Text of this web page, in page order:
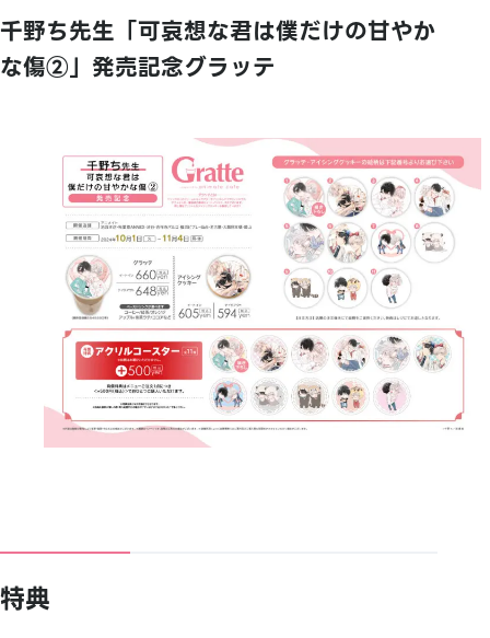
千野ち先生「可哀想な君は僕だけの甘やか
な傷②」発売記念グラッテ
特典